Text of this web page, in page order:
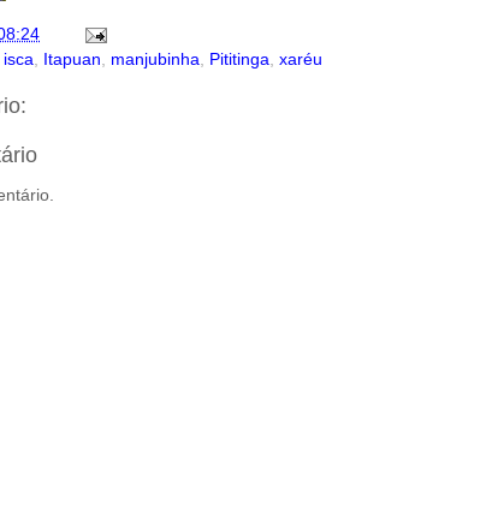
isca Itapuan manjubinha Pititinga xaréu